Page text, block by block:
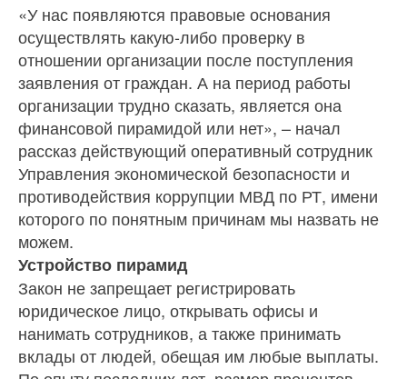
«У нас появляются правовые основания
осуществлять какую-либо проверку в
отношении организации после поступления
заявления от граждан. А на период работы
организации трудно сказать, является она
финансовой пирамидой или нет», – начал
рассказ действующий оперативный сотрудник
Управления экономической безопасности и
противодействия коррупции МВД по РТ, имени
которого по понятным причинам мы назвать не
можем.
Устройство пирамид
Закон не запрещает регистрировать
юридическое лицо, открывать офисы и
нанимать сотрудников, а также принимать
вклады от людей, обещая им любые выплаты.